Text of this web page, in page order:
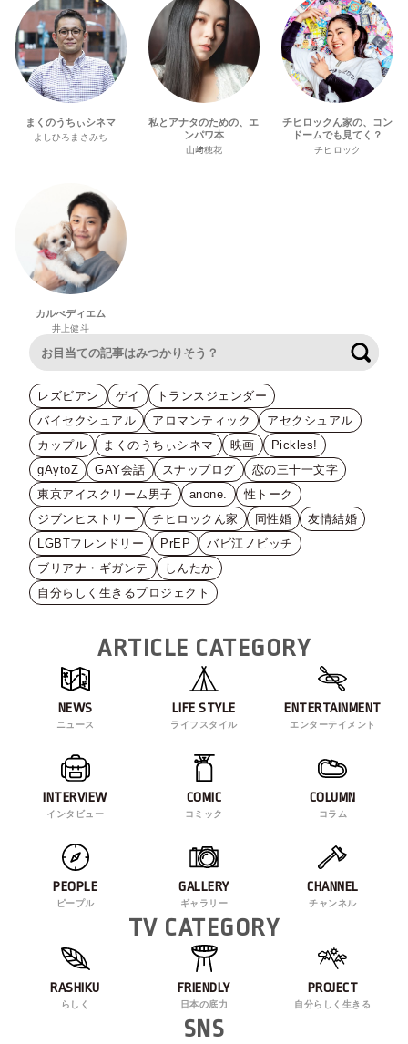
まくのうちぃシネマ
よしひろまさみち
私とアナタのための、エ
ンパワ本
山﨑穂花
チヒロックん家の、コン
ドームでも見てく？
チヒロック
カルぺディエム
井上健斗
レズビアン ゲイ
トランスジェンダー
バイセクシュアル
アロマンティック
アセクシュアル
カップル
まくのうちぃシネマ 映画
Pickles!
gAytoZ
GAY会話 スナップログ
恋の三十一文字
東京アイスクリーム男子
anone.
性トーク
ジブンヒストリー
チヒロックん家 同性婚
友情結婚
LGBTフレンドリー
PrEP
バビ江ノビッチ
ブリアナ・ギガンテ
しんたか
自分らしく生きるプロジェクト
ARTICLE CATEGORY
NEWS
ニュース
LIFE STYLE
ライフスタイル
ENTERTAINMENT
エンターテイメント
INTERVIEW
インタビュー
COMIC
コミック
COLUMN
コラム
PEOPLE
ピープル
GALLERY
ギャラリー
CHANNEL
チャンネル
TV CATEGORY
RASHIKU
らしく
FRIENDLY
日本の底力
PROJECT
自分らしく生きる
SNS